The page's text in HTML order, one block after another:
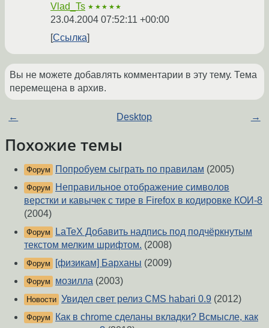
Vlad_Ts ★★★★★
23.04.2004 07:52:11 +00:00
Ссылка
Вы не можете добавлять комментарии в эту тему. Тема
перемещена в архив.
← Desktop →
Похожие темы
Форум Попробуем сыграть по правилам (2005)
Форум
Неправильное отображение символов
верстки и кавычек с тире в Firefox в кодировке КОИ-8
(2004)
Форум
LaTeX Добавить надпись под подчёркнутым
текстом мелким шрифтом. (2008)
Форум [физикам] Барханы (2009)
Форум мозилла (2003)
Новости Увидел свет релиз CMS habari 0.9 (2012)
Форум
Как в chrome сделаны вкладки? Всмысле, как